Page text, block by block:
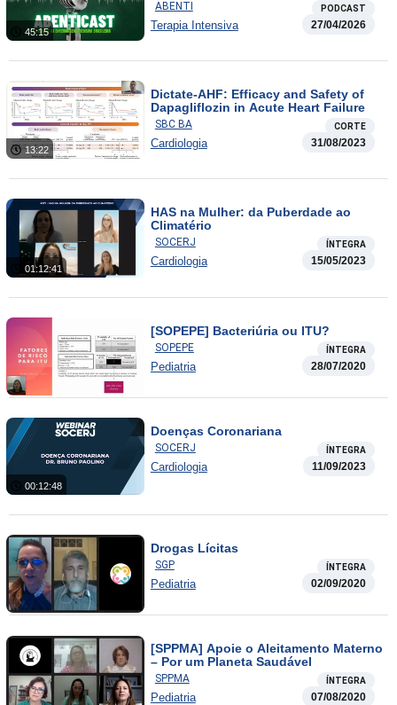
45:15
ABENTI PODCAST
Terapia Intensiva 27/04/2026
13:22
Dictate-AHF: Efficacy and Safety of
Dapagliflozin in Acute Heart Failure
SBC BA CORTE
Cardiologia 31/08/2023
01:12:41
HAS na Mulher: da Puberdade ao
Climatério
SOCERJ ÍNTEGRA
Cardiologia 15/05/2023
[SOPEPE] Bacteriúria ou ITU?
SOPEPE ÍNTEGRA
Pediatria 28/07/2020
00:12:48
Doenças Coronariana
SOCERJ ÍNTEGRA
Cardiologia 11/09/2023
Drogas Lícitas
SGP ÍNTEGRA
Pediatria 02/09/2020
[SPPMA] Apoie o Aleitamento Materno
– Por um Planeta Saudável
SPPMA ÍNTEGRA
Pediatria 07/08/2020